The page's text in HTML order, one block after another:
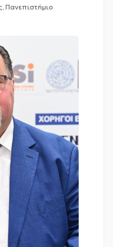
Πανεπιστήμιο